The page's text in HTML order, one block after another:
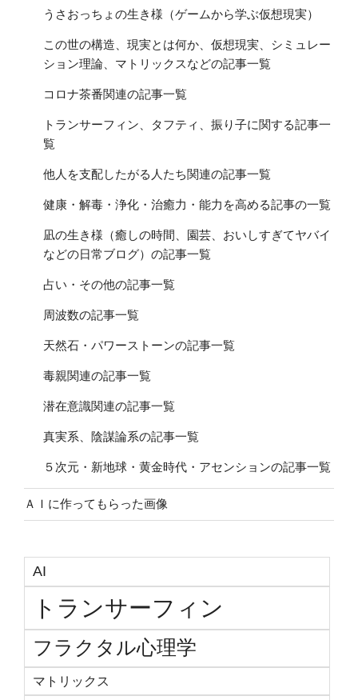
うさおっちょの生き様（ゲームから学ぶ仮想現実）
この世の構造、現実とは何か、仮想現実、シミュレー
ション理論、マトリックスなどの記事一覧
コロナ茶番関連の記事一覧
トランサーフィン、タフティ、振り子に関する記事一
覧
他人を支配したがる人たち関連の記事一覧
健康・解毒・浄化・治癒力・能力を高める記事の一覧
凪の生き様（癒しの時間、園芸、おいしすぎてヤバイ
などの日常ブログ）の記事一覧
占い・その他の記事一覧
周波数の記事一覧
天然石・パワーストーンの記事一覧
毒親関連の記事一覧
潜在意識関連の記事一覧
真実系、陰謀論系の記事一覧
５次元・新地球・黄金時代・アセンションの記事一覧
ＡＩに作ってもらった画像
AI
トランサーフィン
フラクタル心理学
マトリックス